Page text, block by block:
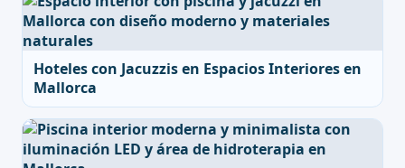
Hoteles con Jacuzzis en Espacios Interiores en
Mallorca